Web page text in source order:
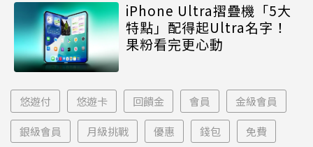
iPhone Ultra摺疊機「5大
特點」配得起Ultra名字！
果粉看完更心動
悠遊付 悠遊卡 回饋金 會員 金級會員
銀級會員 月級挑戰 優惠 錢包 免費